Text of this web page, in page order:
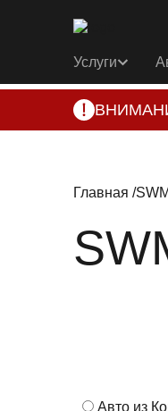
Услуги
Главная
Авто из